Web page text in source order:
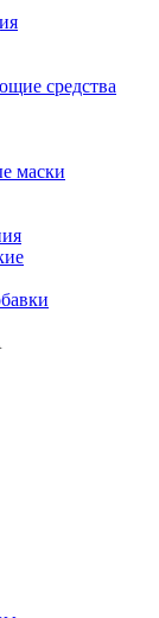
средства
маски